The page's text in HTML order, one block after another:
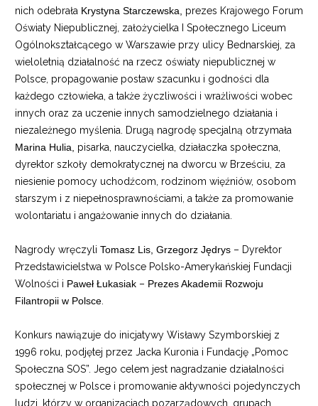
nich odebrała Krystyna Starczewska, prezes Krajowego Forum
Oświaty Niepublicznej, założycielka I Społecznego Liceum
Ogólnokształcącego w Warszawie przy ulicy Bednarskiej, za
wieloletnią działalność na rzecz oświaty niepublicznej w
Polsce, propagowanie postaw szacunku i godności dla
każdego człowieka, a także życzliwości i wrażliwości wobec
innych oraz za uczenie innych samodzielnego działania i
niezależnego myślenia. Drugą nagrodę specjalną otrzymała
Marina Hulia, pisarka, nauczycielka, działaczka społeczna,
dyrektor szkoły demokratycznej na dworcu w Brześciu, za
niesienie pomocy uchodźcom, rodzinom więźniów, osobom
starszym i z niepełnosprawnościami, a także za promowanie
wolontariatu i angażowanie innych do działania.
Nagrody wręczyli Tomasz Lis, Grzegorz Jędrys – Dyrektor
Przedstawicielstwa w Polsce Polsko-Amerykańskiej Fundacji
Wolności i Paweł Łukasiak – Prezes Akademii Rozwoju
Filantropii w Polsce
Konkurs nawiązuje do inicjatywy Wisławy Szymborskiej z
1996 roku, podjętej przez Jacka Kuronia i Fundację „Pomoc
Społeczna SOS”. Jego celem jest nagradzanie działalności
społecznej w Polsce i promowanie aktywności pojedynczych
ludzi, którzy w organizacjach pozarządowych, grupach